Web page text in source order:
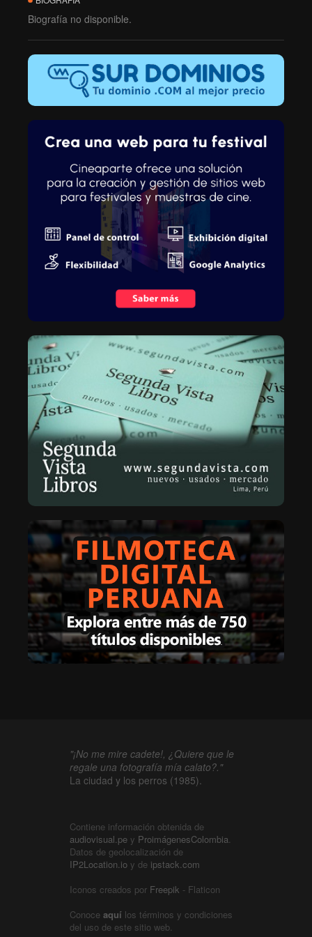
Biografía no disponible.
"¡No me mire cadete!, ¿Quiere que le
regale una fotografía mía calato?."
La ciudad y los perros (1985).
Contiene información obtenida de
audiovisual.pe y ProimágenesColombia.
Datos de geolocalización de
IP2Location.io y de ipstack.com
Iconos creados por Freepik - Flaticon
Conoce aquí los términos y condiciones
del uso de este sitio web.